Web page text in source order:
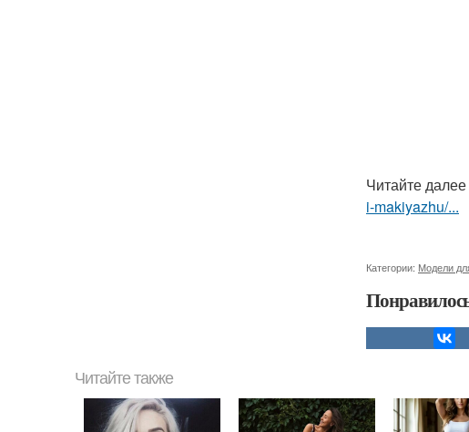
Читайте
i-makiyazhu/...
Категории: Модели
Читайте также